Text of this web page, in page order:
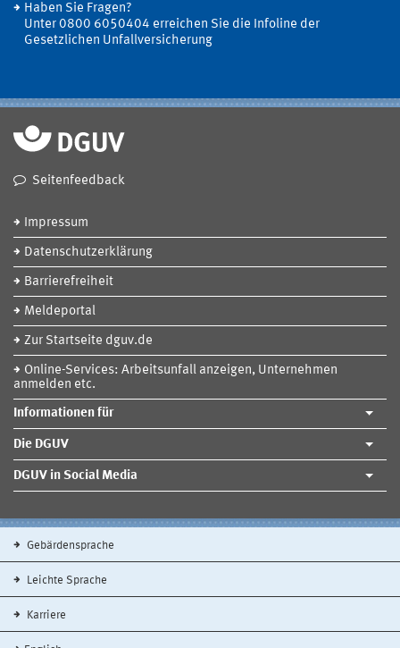
Haben Sie Fragen?
Unter 0800 6050404 erreichen Sie die Infoline der
Gesetzlichen Unfallversicherung
Seitenfeedback
Impressum
Datenschutzerklärung
Barrierefreiheit
Meldeportal
Zur Startseite dguv.de
Online-Services: Arbeitsunfall anzeigen, Unternehmen
anmelden etc.
Informationen für
Die DGUV
DGUV in Social Media
Gebärdensprache
Leichte Sprache
Karriere